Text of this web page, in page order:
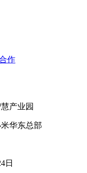
作
产业园
华东总部
日